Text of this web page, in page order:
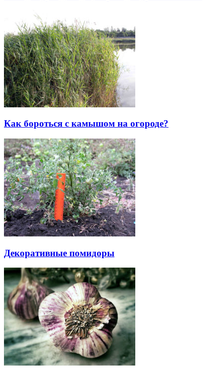
Как бороться с камышом на огороде?
Декоративные помидоры